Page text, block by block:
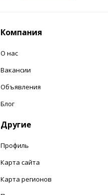
Компания
О нас
Вакансии
Объявления
Блог
Другие
Профиль
Карта сайта
Карта регионов